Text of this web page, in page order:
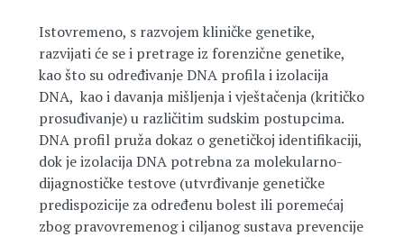
Istovremeno, s razvojem kliničke genetike,
razvijati će se i pretrage iz forenzične genetike,
kao što su određivanje DNA profila i izolacija
DNA, kao i davanja mišljenja i vještačenja (kritičko
prosuđivanje) u različitim sudskim postupcima.
DNA profil pruža dokaz o genetičkoj identifikaciji,
dok je izolacija DNA potrebna za molekularno-
dijagnostičke testove (utvrđivanje genetičke
predispozicije za određenu bolest ili poremećaj
zbog pravovremenog i ciljanog sustava prevencije